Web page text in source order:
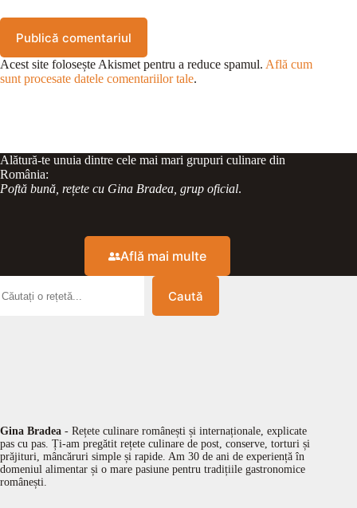
Publică comentariul
Acest site folosește Akismet pentru a reduce spamul. Află cum
sunt procesate datele comentariilor tale.
Alătură-te unuia dintre cele mai mari grupuri culinare din
România:
Poftă bună, rețete cu Gina Bradea, grup oficial.
Află mai multe
Caută
Gina Bradea - Rețete culinare românești și internaționale, explicate
pas cu pas. Ți-am pregătit rețete culinare de post, conserve, torturi și
prăjituri, mâncăruri simple și rapide. Am 30 de ani de experiență în
domeniul alimentar și o mare pasiune pentru tradițiile gastronomice
românești.